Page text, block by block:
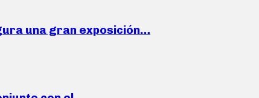
una gran exposición…